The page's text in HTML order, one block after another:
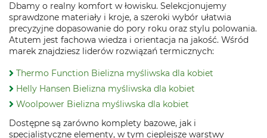
Dbamy o realny komfort w łowisku. Selekcjonujemy
sprawdzone materiały i kroje, a szeroki wybór ułatwia
precyzyjne dopasowanie do pory roku oraz stylu polowania.
Atutem jest fachowa wiedza i orientacja na jakość. Wśród
marek znajdziesz liderów rozwiązań termicznych:
Thermo Function Bielizna myśliwska dla kobiet
Helly Hansen Bielizna myśliwska dla kobiet
Woolpower Bielizna myśliwska dla kobiet
Dostępne są zarówno komplety bazowe, jak i
specjalistyczne elementy, w tym cieplejsze warstwy